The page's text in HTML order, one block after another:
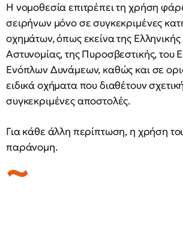
Η νομοθεσία επιτρέπει τη χρήση
σειρήνων μόνο σε συγκεκριμένες
οχημάτων, όπως εκείνα της Ελληνικής
Αστυνομίας, της Πυροσβεστικής, του
Ενόπλων Δυνάμεων, καθώς και σε
ειδικά οχήματα που διαθέτουν
συγκεκριμένες αποστολές.
Για κάθε άλλη περίπτωση, η χρήση
παράνομη.